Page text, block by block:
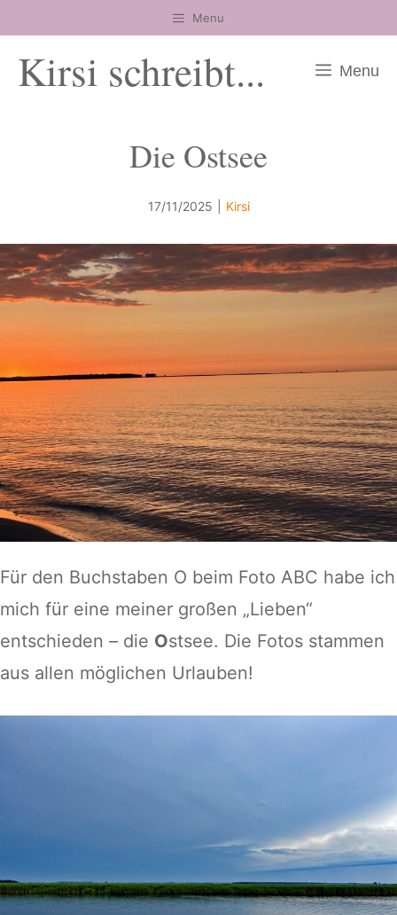
Inhalt
springen
Menu
Kirsi schreibt... Menu
Die Ostsee
17/11/2025 Kirsi
Für den Buchstaben O beim Foto ABC habe ich
mich für eine meiner großen „Lieben“
entschieden – die Ostsee. Die Fotos stammen
aus allen möglichen Urlauben!